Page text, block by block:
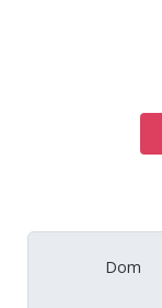
Dom